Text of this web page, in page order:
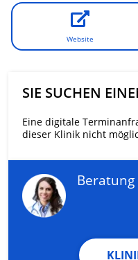
Website
SIE SUCHEN
Eine digitale
dieser Klinik nicht